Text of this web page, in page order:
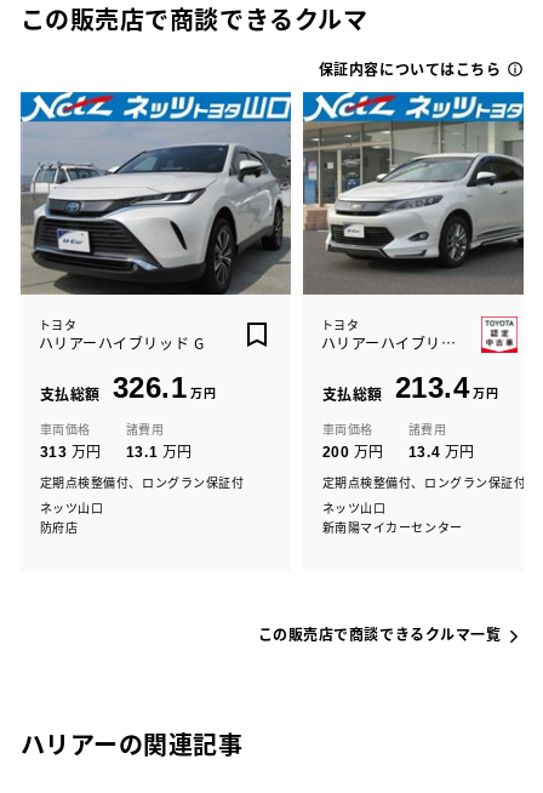
この販売店で商談できるクルマ
保証内容についてはこちら
トヨタ
ハリアーハイブリッド G
支払総額 326.1 万円
車両価格
313 万円
諸費用
13.1 万円
定期点検整備付、ロングラン保証付
ネッツ山口
防府店
トヨタ
ハリアーハイブリッド プレミアム
支払総額 213.4万円
車両価格
200 万円
諸費用
13.4 万円
定期点検整備付、ロングラン保証付
ネッツ山口
新南陽マイカーセンター
この販売店で商談できるクルマ一覧
ハリアーの関連記事